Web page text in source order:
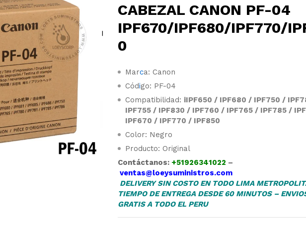
CABEZAL CANON PF-04
IPF670/IPF680/IPF770/
0
Marca: Canon
Código: PF-04
Compatibilidad: iIPF650 / IPF680 / IPF750 /
IPF755 / IPF830 / IPF760 / IPF765 / IPF785 /
IPF670 / IPF770 / IPF850
Color: Negro
Producto: Original
Contáctanos: +51926341022 –
ventas@loeysuministros.com
DELIVERY SIN COSTO EN TODO LIMA
TIEMPO DE ENTREGA DESDE 60 MINUTOS –
GRATIS A TODO EL PERU